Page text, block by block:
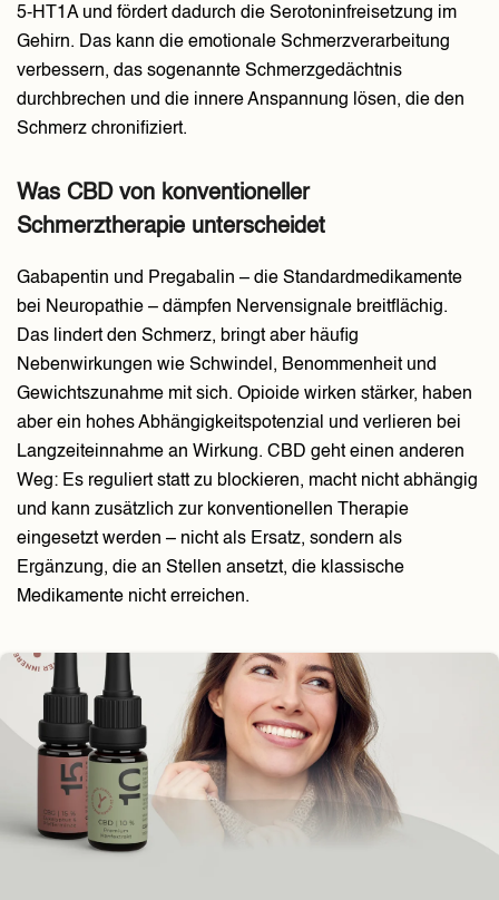
5-HT1A und fördert dadurch die Serotoninfreisetzung im
Gehirn. Das kann die emotionale Schmerzverarbeitung
verbessern, das sogenannte Schmerzgedächtnis
durchbrechen und die innere Anspannung lösen, die den
Schmerz chronifiziert.
Was CBD von konventioneller
Schmerztherapie unterscheidet
Gabapentin und Pregabalin – die Standardmedikamente
bei Neuropathie – dämpfen Nervensignale breitflächig.
Das lindert den Schmerz, bringt aber häufig
Nebenwirkungen wie Schwindel, Benommenheit und
Gewichtszunahme mit sich. Opioide wirken stärker, haben
aber ein hohes Abhängigkeitspotenzial und verlieren bei
Langzeiteinnahme an Wirkung. CBD geht einen anderen
Weg: Es reguliert statt zu blockieren, macht nicht abhängig
und kann zusätzlich zur konventionellen Therapie
eingesetzt werden – nicht als Ersatz, sondern als
Ergänzung, die an Stellen ansetzt, die klassische
Medikamente nicht erreichen.